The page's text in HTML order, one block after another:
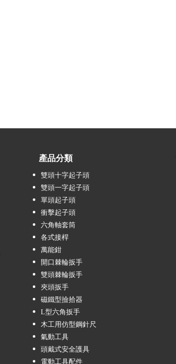
產品分類
雙頭十字起子頭
雙頭一字起子頭
單頭起子頭
衝擊起子頭
六角軸套筒
各式接桿
萬能鉗
開口棘輪扳手
雙頭棘輪扳手
夾頭扳手
磁鐵型撿拾器
L型六角扳手
木工用仿型鋼針尺
氣動工具
頭戴式安全護具
電動工具配件